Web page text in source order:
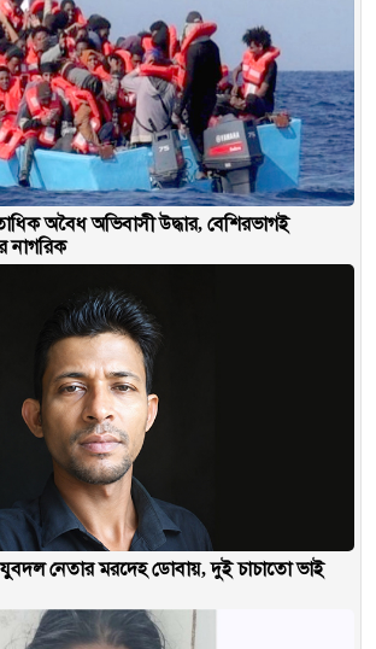
অবৈধ অভিবাসী উদ্ধার, বেশিরভাগই
নাগরিক
নেতার মরদেহ ডোবায়, দুই চাচাতো ভাই